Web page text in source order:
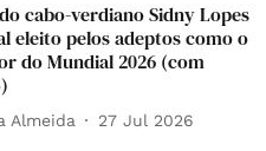
cabo-verdiano Sidny Lopes
eleito pelos adeptos como o
do Mundial 2026 (com
Almeida 27 Jul 2026